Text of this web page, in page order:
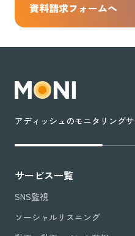
資料請求フォームへ
アディッシュのモニタリングサ
サービス一覧
SNS監視
ソーシャルリスニング